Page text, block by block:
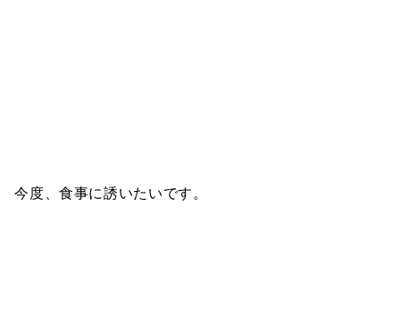
今度、食事に誘いたいです。